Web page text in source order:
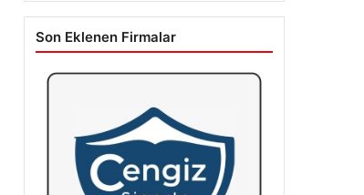
Son Eklenen Firmalar